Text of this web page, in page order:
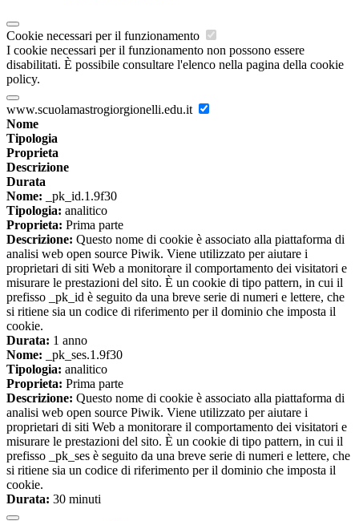
Cookie necessari per il funzionamento
I cookie necessari per il funzionamento non possono essere
disabilitati. È possibile consultare l'elenco nella pagina della cookie
policy.
www.scuolamastrogiorgionelli.edu.it
Nome
Tipologia
Proprieta
Descrizione
Durata
Nome: _pk_id.1.9f30
Tipologia: analitico
Proprieta: Prima parte
Descrizione: Questo nome di cookie è associato alla piattaforma di
analisi web open source Piwik. Viene utilizzato per aiutare i
proprietari di siti Web a monitorare il comportamento dei visitatori e
misurare le prestazioni del sito. È un cookie di tipo pattern, in cui il
prefisso _pk_id è seguito da una breve serie di numeri e lettere, che
si ritiene sia un codice di riferimento per il dominio che imposta il
cookie.
Durata: 1 anno
Nome: _pk_ses.1.9f30
Tipologia: analitico
Proprieta: Prima parte
Descrizione: Questo nome di cookie è associato alla piattaforma di
analisi web open source Piwik. Viene utilizzato per aiutare i
proprietari di siti Web a monitorare il comportamento dei visitatori e
misurare le prestazioni del sito. È un cookie di tipo pattern, in cui il
prefisso _pk_ses è seguito da una breve serie di numeri e lettere, che
si ritiene sia un codice di riferimento per il dominio che imposta il
cookie.
Durata: 30 minuti